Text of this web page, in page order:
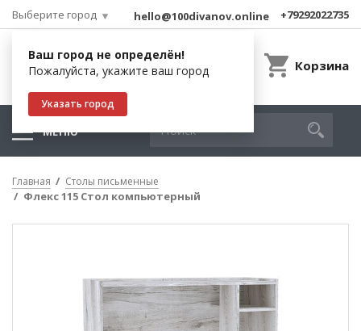
Выберите город
Ваш город не определён!
Пожалуйста, укажите ваш город
Указать город
hello@100divanov.online +79292022735
Корзина
МЕНЮ
Главная Столы письменные
Флекс 115 Стол компьютерный